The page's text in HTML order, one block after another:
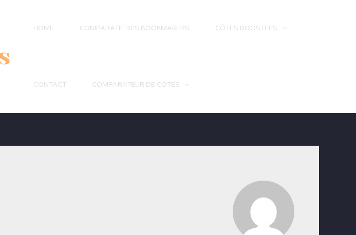
HOME COMPARATIF DES BOOKMAKERS CÔTES BOOSTÉES
CONTACT COMPARATEUR DE COTES